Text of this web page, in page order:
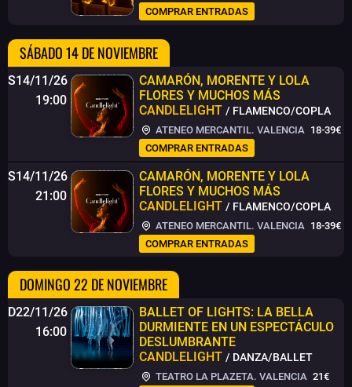
COMPRAR ENTRADAS
SÁBADO 14 DE NOVIEMBRE
S14/11/26
19:00
CAMARÓN, MORENTE Y LOLA
FLORES Y MUCHOS MÁS
CANDLELIGHT / FLAMENCO/COPLA
ATENEO MERCANTIL. VALENCIA 18-39€
COMPRAR ENTRADAS
S14/11/26
21:00
CAMARÓN, MORENTE Y LOLA
FLORES Y MUCHOS MÁS
CANDLELIGHT / FLAMENCO/COPLA
ATENEO MERCANTIL. VALENCIA 18-39€
COMPRAR ENTRADAS
DOMINGO 22 DE NOVIEMBRE
D22/11/26
16:00
BALLET OF LIGHTS: LA BELLA
DURMIENTE EN UN ESPECTÁCULO
DESLUMBRANTE
CANDLELIGHT / DANZA/BALLET
TEATRO LA PLAZETA. VALENCIA 21€